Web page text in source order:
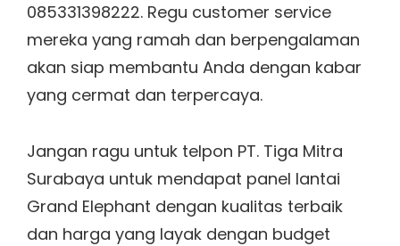
085331398222. Regu customer service
mereka yang ramah dan berpengalaman
akan siap membantu Anda dengan kabar
yang cermat dan terpercaya.
Jangan ragu untuk telpon PT. Tiga Mitra
Surabaya untuk mendapat panel lantai
Grand Elephant dengan kualitas terbaik
dan harga yang layak dengan budget